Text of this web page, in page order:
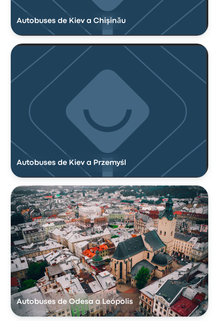
Autobuses de Kiev a Chişinău
Autobuses de Kiev a Przemyśl
Autobuses de Odesa a Leópolis